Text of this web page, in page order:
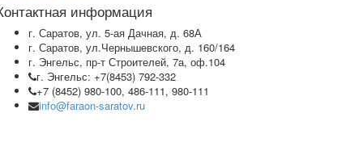
информация
г. Саратов, ул. 5-ая Дачная, д. 68А
г. Саратов, ул.Чернышевского, д. 160/164
г. Энгельс, пр-т Строителей, 7а, оф.104
г. Энгельс: +7(8453) 792-332
+7 (8452) 980-100, 486-111, 980-111
info@faraon-saratov.ru